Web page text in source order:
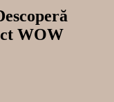
WOW